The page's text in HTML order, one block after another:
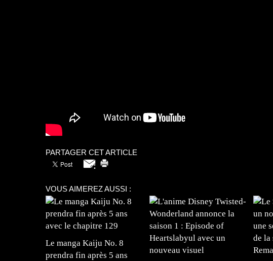
PARTAGER CET ARTICLE
VOUS AIMEREZ AUSSI :
Le manga Kaiju No. 8
prendra fin après 5 ans